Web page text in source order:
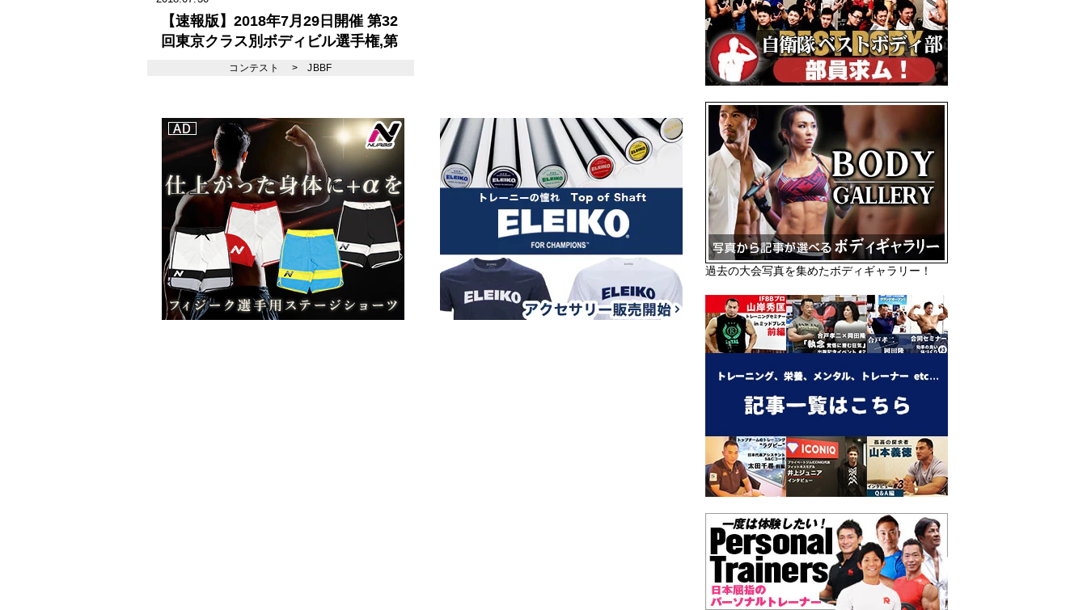
過去の大会写真を集めたボディギャラリー！
【速報版】2018年7月29日開催 第32
回東京クラス別ボディビル選手権,第
15回東京ボディフィットネス選手権
コンテスト >JBBF